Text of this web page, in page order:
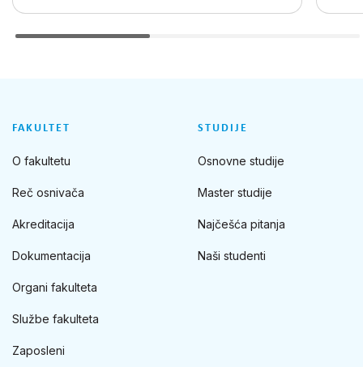
FAKULTET
O fakultetu
Reč osnivača
Akreditacija
Dokumentacija
Organi fakulteta
Službe fakulteta
Zaposleni
STUDIJE
Osnovne studije
Master studije
Najčešća pitanja
Naši studenti